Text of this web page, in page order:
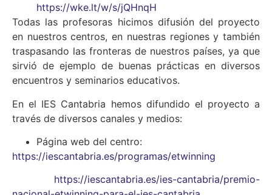
https://wke.lt/w/s/jQHnqH
Todas las profesoras hicimos difusión del proyecto
en nuestros centros, en nuestras regiones y también
traspasando las fronteras de nuestros países, ya que
sirvió de ejemplo de buenas prácticas en diversos
encuentros y seminarios educativos.
En el IES Cantabria hemos difundido el proyecto a
través de diversos canales y medios:
Página web del centro:
https://iescantabria.es/programas/etwinning
https://iescantabria.es/ies-cantabria/premio-